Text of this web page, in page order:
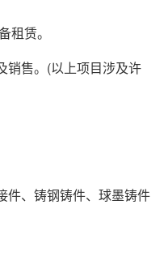
租赁。
销售。(以上项目涉及许
件、铸钢铸件、球墨铸件